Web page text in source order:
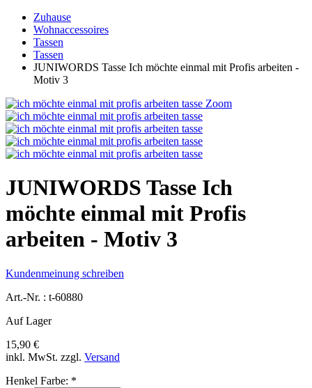
Zuhause
Wohnaccessoires
Tassen
Tassen
JUNIWORDS Tasse Ich möchte einmal mit Profis arbeiten -
Motiv 3
Zoom
JUNIWORDS Tasse Ich
möchte einmal mit Profis
arbeiten - Motiv 3
Kundenmeinung schreiben
Art.-Nr. : t-60880
Auf Lager
15,90 €
inkl. MwSt. zzgl. Versand
Henkel Farbe: *